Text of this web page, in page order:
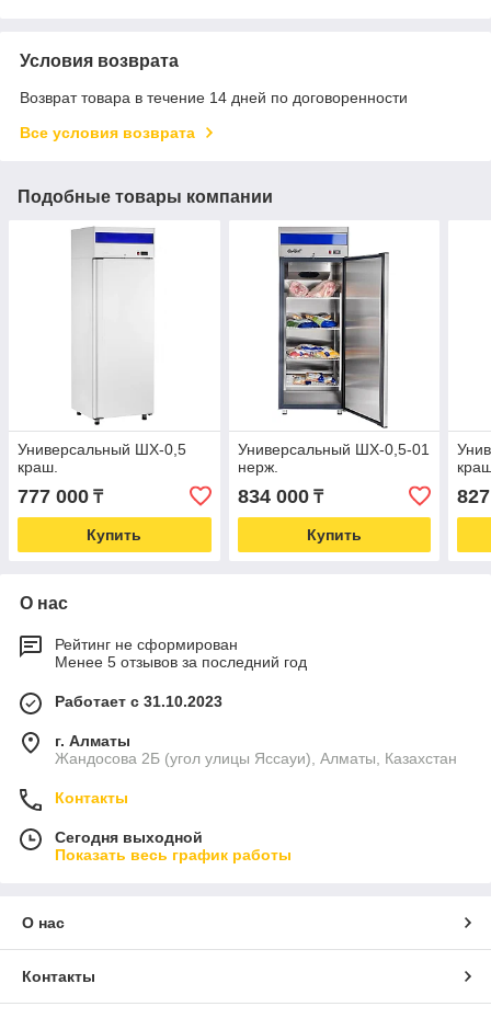
Условия возврата
Возврат товара в течение 14 дней по договоренности
Все условия возврата
Подобные товары компании
Универсальный ШХ-0,5
краш.
777 000 ₸
Купить
Универсальный ШХ-0,5-01
нерж.
834 000₸
Купить
О нас
Рейтинг не сформирован
Менее 5 отзывов за последний год
Работает с 31.10.2023
г. Алматы
Жандосова 2Б (угол улицы Яссауи), Алматы, Казахстан
Контакты
Сегодня выходной
Показать весь график работы
О нас
Контакты